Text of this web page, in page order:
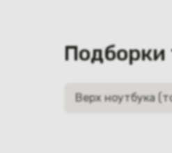
Подборки
Верх ноутбука